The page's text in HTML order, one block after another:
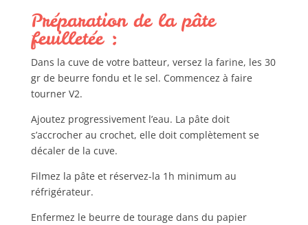
Préparation de la pâte
feuilletée :
Dans la cuve de votre batteur, versez la farine, les 30
gr de beurre fondu et le sel. Commencez à faire
tourner V2.
Ajoutez progressivement l’eau. La pâte doit
s’accrocher au crochet, elle doit complètement se
décaler de la cuve.
Filmez la pâte et réservez-la 1h minimum au
réfrigérateur.
Enfermez le beurre de tourage dans du papier